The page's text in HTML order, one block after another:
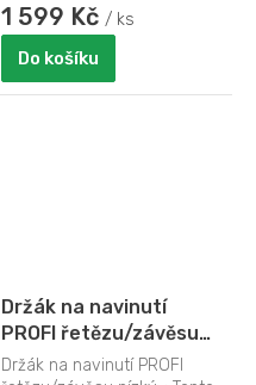
1 599 Kč / ks
Do košíku
Držák na navinutí
PROFI řetězu/závěsu
nízký
Držák na navinutí PROFI